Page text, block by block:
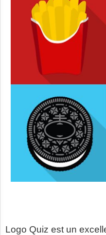
Logo Quiz est un